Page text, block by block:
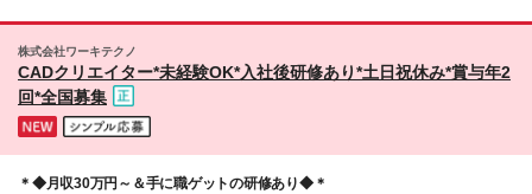
ィジタル技術検定（情報1級：10万円、制御1級：10
と相談したところ、本当に近くの案件を紹介してもら
えました。通勤時間がかなり減り、とてもありがたい
株式会社ワーキテクノ
CADクリエイター*未経験OK*入社後研修あり*土日祝休み*賞与年2
回*全国募集
＊◆月収30万円～＆手に職ゲットの研修あり◆＊